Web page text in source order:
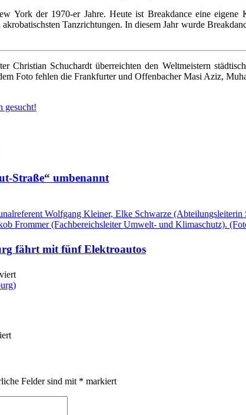
York der 1970-er Jahre. Heute ist Breakdance eine
Tanzrichtungen. In diesem Jahr wurde
Christian Schuchardt überreichten den Weltmeistern
Foto fehlen die Frankfurter und Offenbacher Masi Aziz,
gesucht!
Straße“ umbenannt
fährt mit fünf Elektroautos
für
Klimafreundlich
für
150
Bäume
fällen
Felder sind mit * markiert